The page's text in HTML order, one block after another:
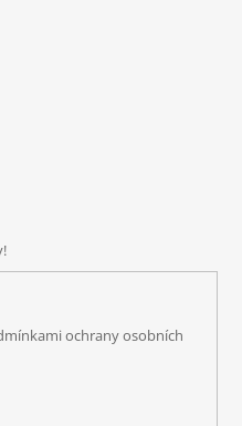
ochrany osobních